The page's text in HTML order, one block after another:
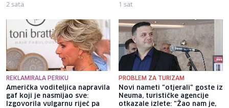
2 sata 1 sat
REKLAMIRALA PERIKU
Američka voditeljica napravila
gaf koji je nasmijao sve:
Izgovorila vulgarnu riječ pa
PROBLEM ZA TURIZAM
Novi nameti "otjerali" goste iz
Neuma, turističke agencije
otkazale izlete: "Žao nam je,